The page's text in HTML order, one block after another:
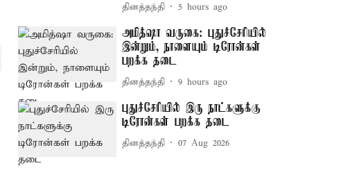
தினத்தந்தி 5 hours ago
அமித்ஷா வருகை: புதுச்சேரியில்
இன்றும், நாளையும் டிரோன்கள்
பறக்க தடை
தினத்தந்தி 9 hours ago
புதுச்சேரியில் இரு நாட்களுக்கு
டிரோன்கள் பறக்க தடை
தினத்தந்தி 07 Aug 2026